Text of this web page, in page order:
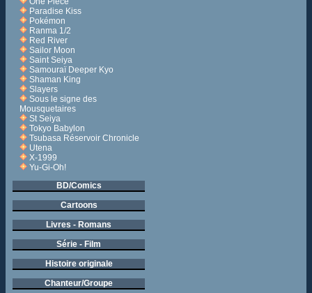
Paradise Kiss
Pokémon
Ranma 1/2
Red River
Sailor Moon
Saint Seiya
Samouraï Deeper Kyo
Shaman King
Slayers
Sous le signe des
Mousquetaires
St Seiya
Tokyo Babylon
Tsubasa Réservoir Chronicle
Utena
X-1999
Yu-Gi-Oh!
BD/Comics
Cartoons
Livres - Romans
Série - Film
Histoire originale
Chanteur/Groupe